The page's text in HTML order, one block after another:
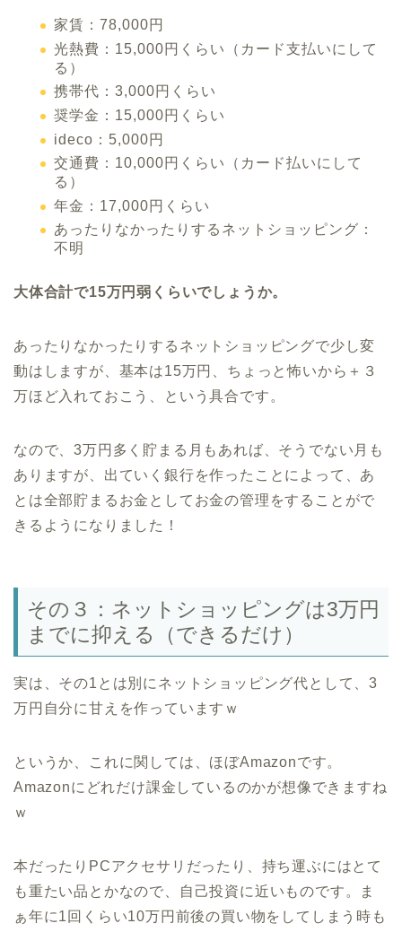
家賃：78,000円
光熱費：15,000円くらい（カード支払いにして
る）
携帯代：3,000円くらい
奨学金：15,000円くらい
ideco：5,000円
交通費：10,000円くらい（カード払いにして
る）
年金：17,000円くらい
あったりなかったりするネットショッピング：
不明
大体合計で15万円弱くらいでしょうか。
あったりなかったりするネットショッピングで少し変
動はしますが、基本は15万円、ちょっと怖いから＋３
万ほど入れておこう、という具合です。
なので、3万円多く貯まる月もあれば、そうでない月も
ありますが、出ていく銀行を作ったことによって、あ
とは全部貯まるお金としてお金の管理をすることがで
きるようになりました！
その３：ネットショッピングは3万円
までに抑える（できるだけ）
実は、その1とは別にネットショッピング代として、3
万円自分に甘えを作っていますｗ
というか、これに関しては、ほぼAmazonです。
Amazonにどれだけ課金しているのかが想像できますね
ｗ
本だったりPCアクセサリだったり、持ち運ぶにはとて
も重たい品とかなので、自己投資に近いものです。ま
ぁ年に1回くらい10万円前後の買い物をしてしまう時も